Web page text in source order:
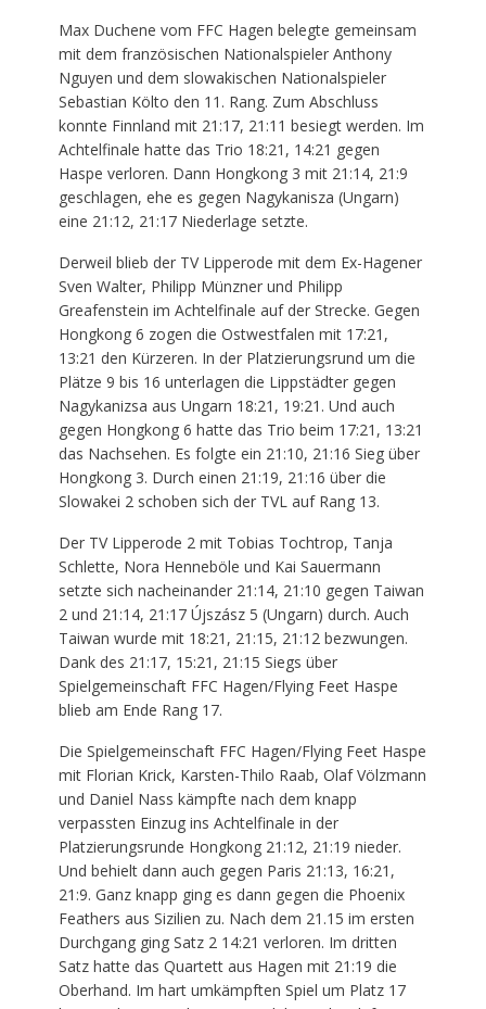
Max Duchene vom FFC Hagen belegte gemeinsam
mit dem französischen Nationalspieler Anthony
Nguyen und dem slowakischen Nationalspieler
Sebastian Költo den 11. Rang. Zum Abschluss
konnte Finnland mit 21:17, 21:11 besiegt werden. Im
Achtelfinale hatte das Trio 18:21, 14:21 gegen
Haspe verloren. Dann Hongkong 3 mit 21:14, 21:9
geschlagen, ehe es gegen Nagykanisza (Ungarn)
eine 21:12, 21:17 Niederlage setzte.
Derweil blieb der TV Lipperode mit dem Ex-Hagener
Sven Walter, Philipp Münzner und Philipp
Greafenstein im Achtelfinale auf der Strecke. Gegen
Hongkong 6 zogen die Ostwestfalen mit 17:21,
13:21 den Kürzeren. In der Platzierungsrund um die
Plätze 9 bis 16 unterlagen die Lippstädter gegen
Nagykanizsa aus Ungarn 18:21, 19:21. Und auch
gegen Hongkong 6 hatte das Trio beim 17:21, 13:21
das Nachsehen. Es folgte ein 21:10, 21:16 Sieg über
Hongkong 3. Durch einen 21:19, 21:16 über die
Slowakei 2 schoben sich der TVL auf Rang 13.
Der TV Lipperode 2 mit Tobias Tochtrop, Tanja
Schlette, Nora Henneböle und Kai Sauermann
setzte sich nacheinander 21:14, 21:10 gegen Taiwan
2 und 21:14, 21:17 Újszász 5 (Ungarn) durch. Auch
Taiwan wurde mit 18:21, 21:15, 21:12 bezwungen.
Dank des 21:17, 15:21, 21:15 Siegs über
Spielgemeinschaft FFC Hagen/Flying Feet Haspe
blieb am Ende Rang 17.
Die Spielgemeinschaft FFC Hagen/Flying Feet Haspe
mit Florian Krick, Karsten-Thilo Raab, Olaf Völzmann
und Daniel Nass kämpfte nach dem knapp
verpassten Einzug ins Achtelfinale in der
Platzierungsrunde Hongkong 21:12, 21:19 nieder.
Und behielt dann auch gegen Paris 21:13, 16:21,
21:9. Ganz knapp ging es dann gegen die Phoenix
Feathers aus Sizilien zu. Nach dem 21.15 im ersten
Durchgang ging Satz 2 14:21 verloren. Im dritten
Satz hatte das Quartett aus Hagen mit 21:19 die
Oberhand. Im hart umkämpften Spiel um Platz 17